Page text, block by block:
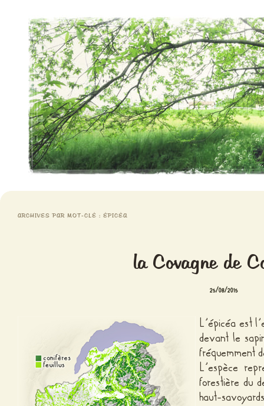
Meristemes
ARCHIVES PAR MOT-CLÉ : ÉPICÉA
la Covagne de
25/08/2015
L’épicéa est
devant le
fréquemment
L’espèce
forestière du
haut-